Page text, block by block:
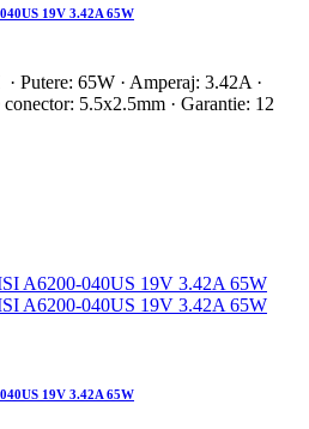
19V 3.42A 65W
Putere: 65W · Amperaj: 3.42A ·
5.5x2.5mm · Garantie: 12
19V 3.42A 65W